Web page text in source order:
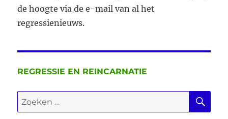
de hoogte via de e-mail van al het
regressienieuws.
REGRESSIE EN REINCARNATIE
Zoeken
naar: